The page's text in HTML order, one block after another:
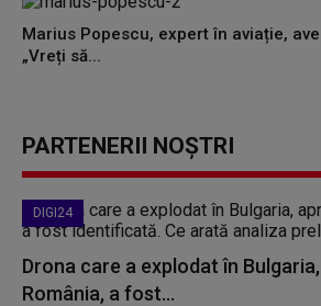
Marius Popescu, expert în aviație,
„Vreți să...
PARTENERII NOȘTRI
DIGI24
Drona care a explodat în
România, a fost...